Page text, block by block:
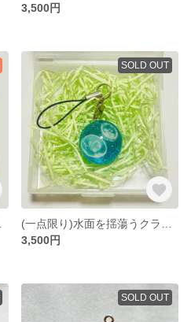
3,500円
SOLD OUT
3,500円
SOLD OUT